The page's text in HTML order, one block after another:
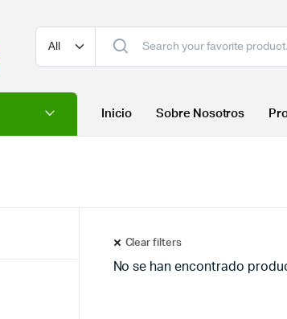
Inicio Sobre Nosotros
Clear filters
No se han encontrado